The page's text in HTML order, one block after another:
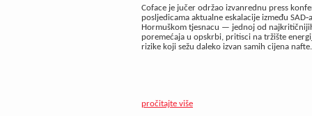
Coface je jučer održao izvanrednu press
posljedicama aktualne eskalacije između
Hormuškom tjesnacu — jednoj od
poremećaja u opskrbi, pritisci na tržište
rizike koji sežu daleko izvan samih cijena
pročitajte više